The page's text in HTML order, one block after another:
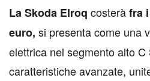
La Skoda Elroq costeràfra
euro, si presenta come una
elettrica nel segmento alto C
caratteristiche avanzate,